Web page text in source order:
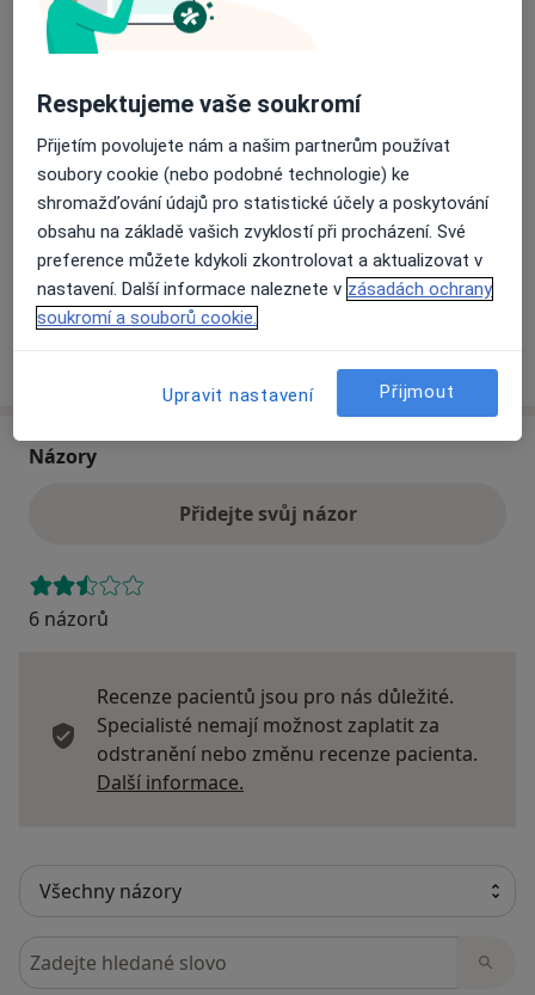
Dostupnost
Co mám v takové situaci udělat?
Způsoby platby (soukromé návštěvy)
Na teto adrese lékař přijímá pacienty na pojišťovnu
Detaily
o adrese
Názory
Přidejte svůj názor
6 názorů
Recenze pacientů jsou pro nás důležité.
Specialisté nemají možnost zaplatit za
odstranění nebo změnu recenze pacienta.
Další informace.
Hledejte v názorech
Respektujeme vaše soukromí
Přijetím povolujete nám a našim partnerům používat
soubory cookie (nebo podobné technologie) ke
shromažďování údajů pro statistické účely a poskytování
obsahu na základě vašich zvyklostí při procházení. Své
preference můžete kdykoli zkontrolovat a aktualizovat v
nastavení. Další informace naleznete v zásadách ochrany
soukromí a souborů cookie.
Upravit nastavení Přijmout